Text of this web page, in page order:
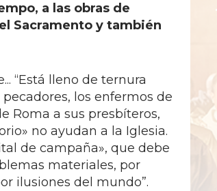
a las obras de
Sacramento y también
“Está lleno de ternura
los enfermos de
Roma a sus presbíteros,
no ayudan a la Iglesia.
de campaña», que debe
materiales, por
ilusiones del mundo”.